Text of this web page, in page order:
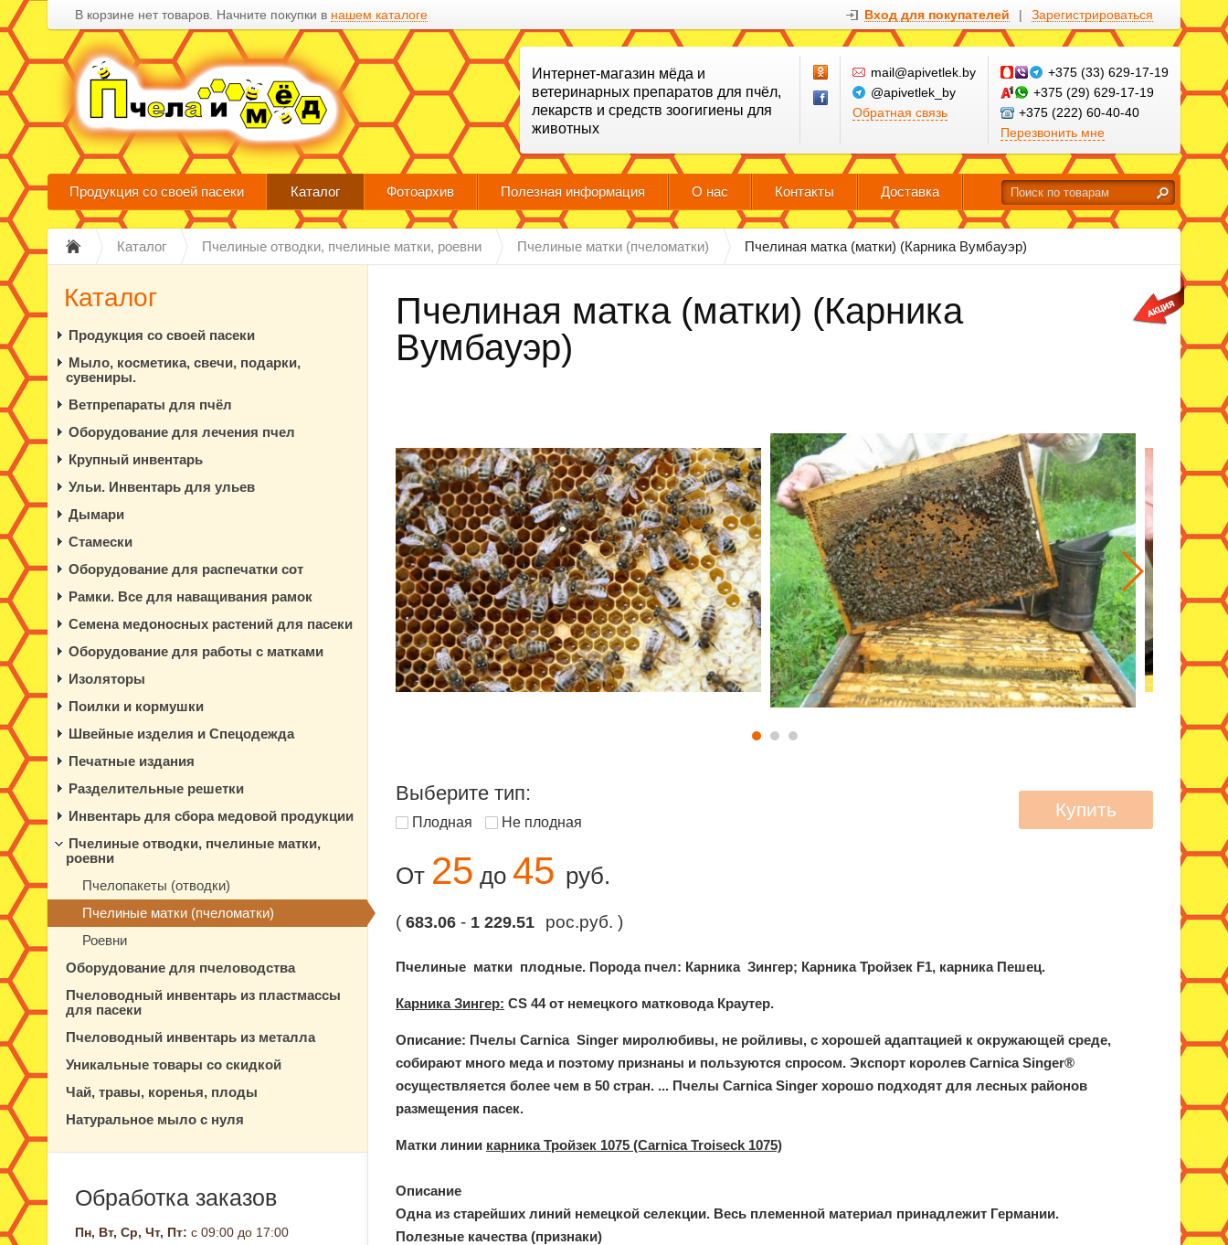
В корзине нет товаров. Начните покупки в нашем каталоге Вход для покупателей | Зарегистрироваться
Интернет-магазин мёда и
ветеринарных препаратов для пчёл,
лекарств и средств зоогигиены для
животных
mail@apivetlek.by
@apivetlek_by
Обратная связь
+375 (33) 629-17-19
+375 (29) 629-17-19
+375 (222) 60-40-40
Перезвонить мне
Продукция со своей пасеки Каталог Фотоархив Полезная информация О нас Контакты Доставка
Каталог Пчелиные отводки, пчелиные матки, роевни Пчелиные матки (пчеломатки) Пчелиная матка (матки) (Карника Вумбауэр)
Пчелиная матка (матки) (Карника
Вумбауэр)
Выберите тип:
Плодная Не плодная
От 25 до 45 руб.
( 683.06 - 1 229.51 рос.руб. )
Купить
Пчелиные матки плодные. Порода пчел: Карника Зингер; Карника Тройзек F1, карника Пешец.
Карника Зингер: СS 44 от немецкого матковода Краутер.
Описание: Пчелы Carnica Singer миролюбивы, не ройливы, с хорошей адаптацией к окружающей среде,
собирают много меда и поэтому признаны и пользуются спросом. Экспорт королев Carnica Singer®
осуществляется более чем в 50 стран. ... Пчелы Carnica Singer хорошо подходят для лесных районов
размещения пасек.
Матки линии карника Тройзек 1075 (Carnica Troiseck 1075)
Описание
Одна из старейших линий немецкой селекции. Весь племенной материал принадлежит Германии.
Полезные качества (признаки)
Каталог
Продукция со своей пасеки
Мыло, косметика, свечи, подарки,
сувениры.
Ветпрепараты для пчёл
Оборудование для лечения пчел
Крупный инвентарь
Ульи. Инвентарь для ульев
Дымари
Стамески
Оборудование для распечатки сот
Рамки. Все для наващивания рамок
Семена медоносных растений для пасеки
Оборудование для работы с матками
Изоляторы
Поилки и кормушки
Швейные изделия и Спецодежда
Печатные издания
Разделительные решетки
Инвентарь для сбора медовой продукции
Пчелиные отводки, пчелиные матки,
роевни
Пчелопакеты (отводки)
Пчелиные матки (пчеломатки)
Роевни
Оборудование для пчеловодства
Пчеловодный инвентарь из пластмассы
для пасеки
Пчеловодный инвентарь из металла
Уникальные товары со скидкой
Чай, травы, коренья, плоды
Натуральное мыло с нуля
Обработка заказов
Пн, Вт, Ср, Чт, Пт: с 09:00 до 17:00